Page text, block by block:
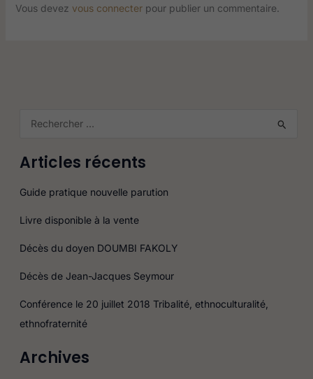
Vous devez vous connecterpour publier un commentaire.
c
r
c
e
r
Articles récents
Guide pratique nouvelle parution
Livre disponible à la vente
Décès du doyen DOUMBI FAKOLY
Décès de Jean-Jacques Seymour
Conférence le 20 juillet 2018 Tribalité, ethnoculturalité,
ethnofraternité
Archives